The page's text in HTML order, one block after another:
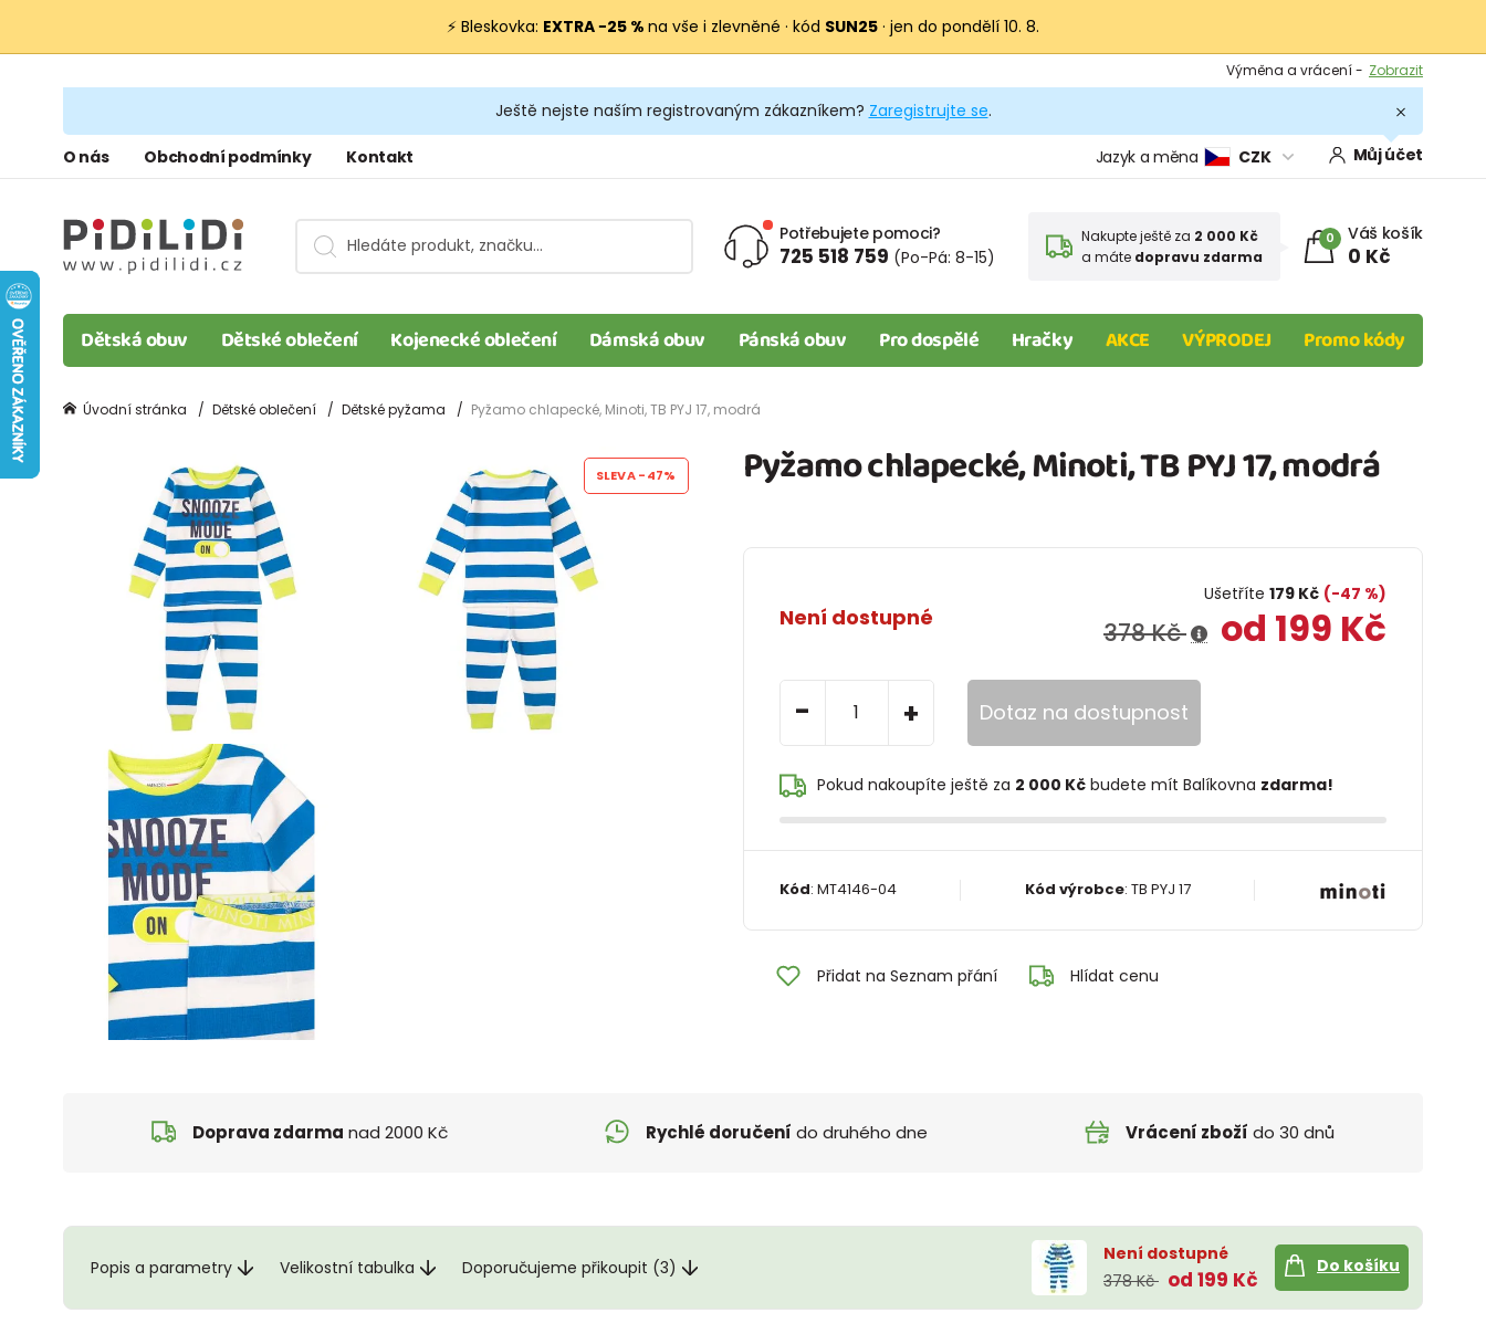
⚡ Bleskovka: EXTRA −25 % na vše i zlevněné · kód SUN25 · jen do pondělí 10. 8.
Výměna a vrácení - Zobrazit
Podmínky
Ještě nejste naším registrovaným zákazníkem? Zaregistrujte se.
O nás Obchodní podmínky Kontakt Jazyk a měna CZK Můj účet
Potřebujete pomoci?
725 518 759 (Po-Pá: 8-15)
Nakupte ještě za 2 000 Kč
a máte dopravu zdarma
0 Váš košík
0 Kč
Dětská obuv Dětské oblečení Kojenecké oblečení Dámská obuv Pánská obuv Pro dospělé Hračky AKCE VÝPRODEJ Promo kódy
Úvodní stránka Dětské oblečení Dětské pyžama Pyžamo chlapecké, Minoti, TB PYJ 17, modrá
Pyžamo chlapecké, Minoti, TB PYJ 17, modrá
Není dostupné
Ušetříte179 Kč (-47 %)
378 Kč od 199 Kč
- + Dotaz na dostupnost
Pokud nakoupíte ještě za 2 000 Kčbudete mít Balíkovna zdarma!
Kód: MT4146-04 Kód výrobce: TB PYJ 17
Přidat na Seznam přání Hlídat cenu
SLEVA-47%
Doprava zdarma nad 2000 Kč Rychlé doručení do druhého dne Vrácení zboží do 30 dnů
Popis a parametry Velikostní tabulka Doporučujeme přikoupit (3)
Není dostupné
378 Kč od 199 Kč
Do košíku